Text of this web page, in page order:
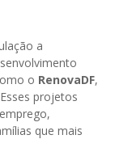
a
o RenovaDF,
projetos
que mais